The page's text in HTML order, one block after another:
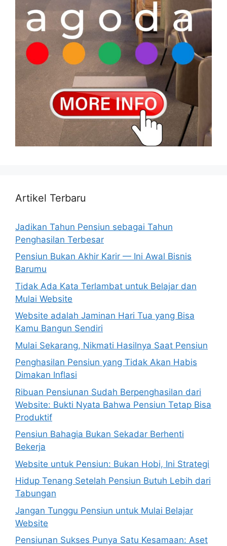
Artikel Terbaru
Jadikan Tahun Pensiun sebagai Tahun
Penghasilan Terbesar
Pensiun Bukan Akhir Karir — Ini Awal Bisnis
Barumu
Tidak Ada Kata Terlambat untuk Belajar dan
Mulai Website
Website adalah Jaminan Hari Tua yang Bisa
Kamu Bangun Sendiri
Mulai Sekarang, Nikmati Hasilnya Saat Pensiun
Penghasilan Pensiun yang Tidak Akan Habis
Dimakan Inflasi
Ribuan Pensiunan Sudah Berpenghasilan dari
Website: Bukti Nyata Bahwa Pensiun Tetap Bisa
Produktif
Pensiun Bahagia Bukan Sekadar Berhenti
Bekerja
Website untuk Pensiun: Bukan Hobi, Ini Strategi
Hidup Tenang Setelah Pensiun Butuh Lebih dari
Tabungan
Jangan Tunggu Pensiun untuk Mulai Belajar
Website
Pensiunan Sukses Punya Satu Kesamaan: Aset